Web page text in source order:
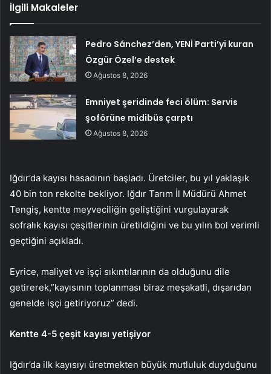
İlgili Makaleler
Pedro Sánchez’den, YENİ Parti’yi kuran
Özgür Özel’e destek
Ağustos 8, 2026
Emniyet şeridinde feci ölüm: Servis
şoförüne midibüs çarptı
Ağustos 8, 2026
Iğdır’da kayısı hasadının başladı. Üretciler, bu yıl yaklaşık
40 bin ton rekolte bekliyor. Iğdır Tarım İl Müdürü Ahmet
Tengiş, kentte meyveciliğin geliştiğini vurgulayarak
sofralık kayısı çeşitlerinin üretildiğini ve bu yılın bol verimli
geçtiğini açıkladı.
Eyrice, maliyet ve işçi sıkıntılarının da olduğunu dile
getirerek,”kayısının toplanması biraz meşakatli, dışarıdan
genelde işçi getiriyoruz” dedi.
Kentte 4-5 çeşit kayısı yetişiyor
Iğdır’da ilk kayısıyı üretmekten büyük mutluluk duyduğunu